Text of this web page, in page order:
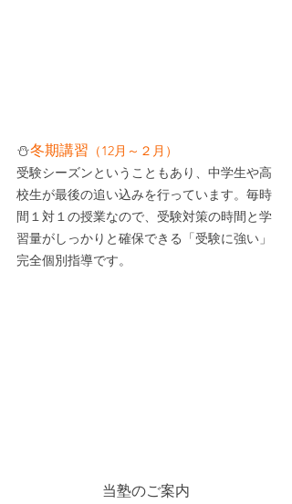
⛄冬期講習 （12月～２月）
受験シーズンということもあり、中学生や高
校生が最後の追い込みを行っています。毎時
間１対１の授業なので、受験対策の時間と学
習量がしっかりと確保できる「受験に強い」
完全個別指導です。
当塾のご案内